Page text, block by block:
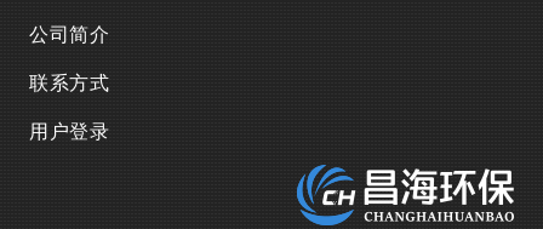
公司简介
联系方式
用户登录